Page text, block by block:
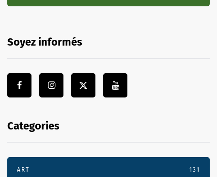
Soyez informés
Categories
ART 131